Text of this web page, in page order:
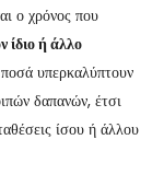
ο χρόνος που
ίδιο ή άλλο
υπερκαλύπτουν
δαπανών, έτσι
ίσου ή άλλου